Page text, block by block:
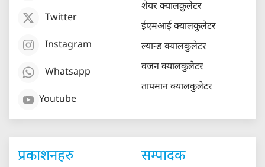
Twitter
Instagram
Whatsapp
Youtube
शेयर क्यालकुलेटर
ईएमआई क्यालकुलेटर
ल्यान्ड क्यालकुलेटर
वजन क्यालकुलेटर
तापमान क्यालकुलेटर
प्रकाशनहरु सम्पादक